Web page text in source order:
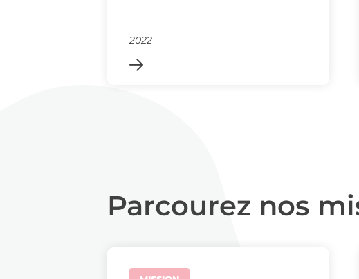
2022
Parcourez nos